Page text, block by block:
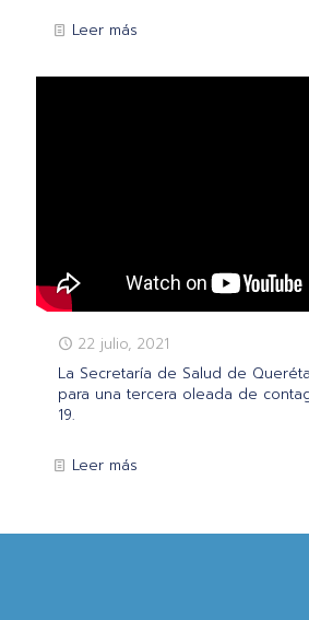
Leer más
22 julio, 2021
La Secretaría de Salud de
para una tercera oleada de
19.
Leer más